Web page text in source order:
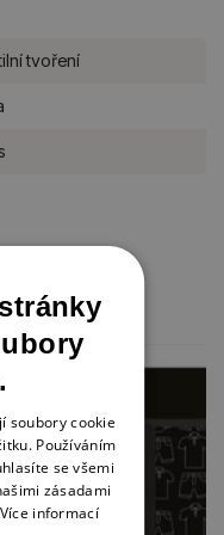
tvoření
soubory cookie
Používáním
se všemi
zásadami
Více informací